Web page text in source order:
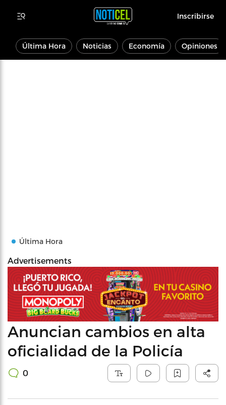
Inscribirse
Última Hora Noticias Economía Opiniones
Última Hora
Advertisements
Anuncian cambios en alta
oficialidad de la Policía
0